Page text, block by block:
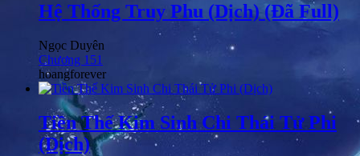
Hệ Thống Truy Phu (Dịch) (Đã Full)
Ngọc Duyên
Chương 151
hoangforever
Tiền Thế Kim Sinh Chi Thái Tử Phi
(Dịch)